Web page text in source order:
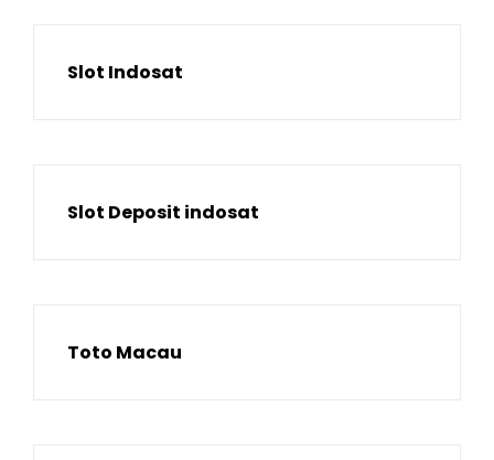
Slot Indosat
Slot Deposit indosat
Toto Macau